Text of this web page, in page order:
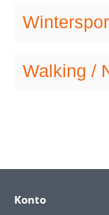
Walking /
Konto